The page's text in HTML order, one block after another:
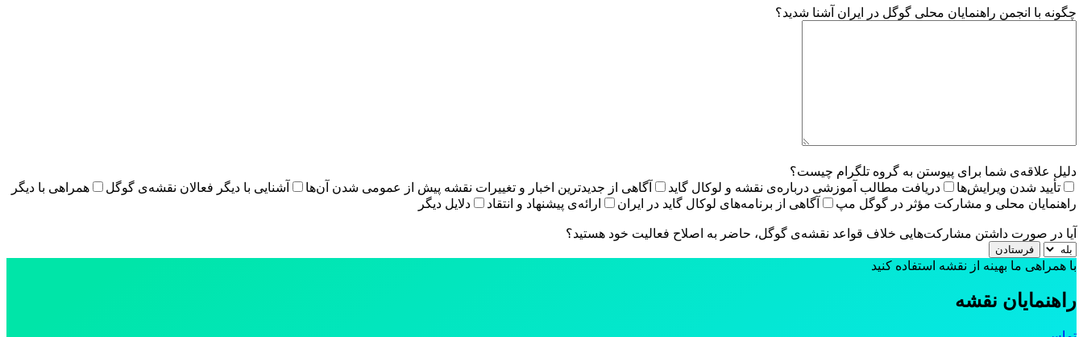
چگونه با انجمن راهنمایان محلی گوگل در ایران آشنا شدید؟
دلیل علاقه‌ی شما برای پیوستن به گروه تلگرام چیست؟
تأیید شدن ویرایش‌ها
دریافت مطالب آموزشی درباره‌ی نقشه و لوکال گاید آگاهی از جدیدترین اخبار و تغییرات نقشه پیش از عمومی شدن آن‌ها آشنایی با دیگر فعالان نقشه‌ی گوگل
همراهی با دیگر
راهنمایان محلی و مشارکت مؤثر در گوگل مپ
آگاهی از برنامه‌های لوکال گاید در ایران ارائه‌ی پیشنهاد و انتقاد دلایل دیگر
آیا در صورت داشتن مشارکت‌هایی خلاف قواعد نقشه‌ی گوگل، حاضر به اصلاح فعالیت خود هستید؟
با همراهی ما بهینه از نقشه استفاده کنید
راهنمایان نقشه